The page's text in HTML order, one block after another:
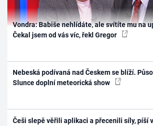
Vondra: Babiše nehlídáte, ale svítíte mu na
Čekal jsem od vás víc, řekl Gregor
Nebeská podívaná nad Českem se blíží.
Slunce doplní meteorická show
Češi slepě věřili aplikaci a přecenili síly, píší